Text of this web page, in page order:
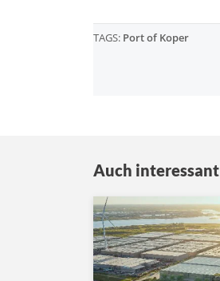
TAGS: Port of Koper
Auch interessant